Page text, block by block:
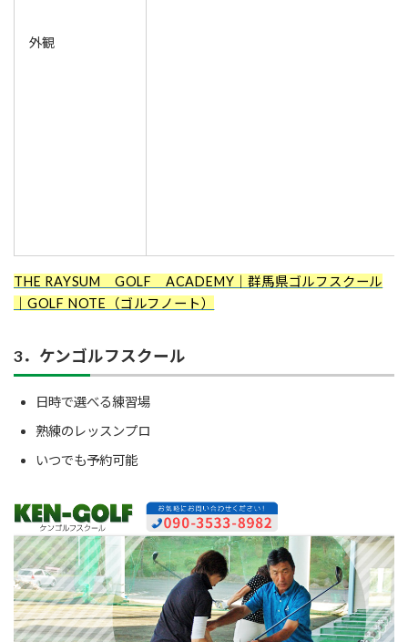
外観
THE RAYSUM GOLF ACADEMY｜群馬県ゴルフスクール
｜GOLF NOTE（ゴルフノート）
3．ケンゴルフスクール
日時で選べる練習場
熟練のレッスンプロ
いつでも予約可能